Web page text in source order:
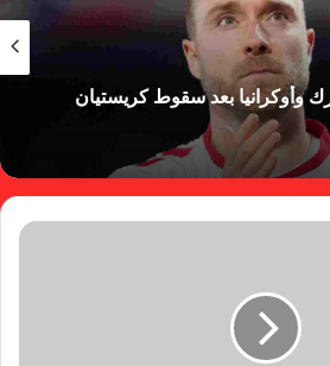
وأوكرانيا بعد سقوط كريستيان